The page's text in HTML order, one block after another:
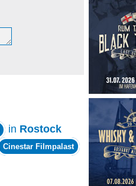
in Rostock
Cinestar Filmpalast